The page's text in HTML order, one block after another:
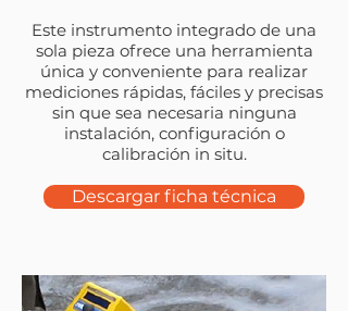
Este instrumento integrado de una
sola pieza ofrece una herramienta
única y conveniente para realizar
mediciones rápidas, fáciles y precisas
sin que sea necesaria ninguna
instalación, configuración o
calibración in situ.
Descargar ficha técnica